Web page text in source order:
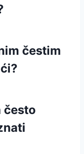
čestim
često